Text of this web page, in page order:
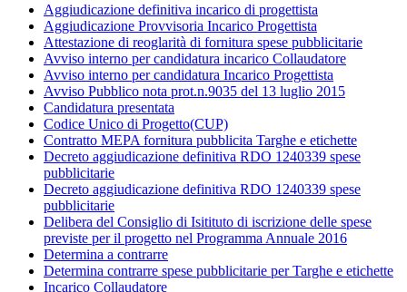
Aggiudicazione definitiva incarico di progettista
Aggiudicazione Provvisoria Incarico Progettista
Attestazione di reoglarità di fornitura spese pubblicitarie
Avviso interno per candidatura incarico Collaudatore
Avviso interno per candidatura Incarico Progettista
Avviso Pubblico nota prot.n.9035 del 13 luglio 2015
Candidatura presentata
Codice Unico di Progetto(CUP)
Contratto MEPA fornitura pubblicita Targhe e etichette
Decreto aggiudicazione definitiva RDO 1240339 spese
pubblicitarie
Decreto aggiudicazione definitiva RDO 1240339 spese
pubblicitarie
Delibera del Consiglio di Isitituto di iscrizione delle spese
previste per il progetto nel Programma Annuale 2016
Determina a contrarre
Determina contrarre spese pubblicitarie per Targhe e etichette
Incarico Collaudatore